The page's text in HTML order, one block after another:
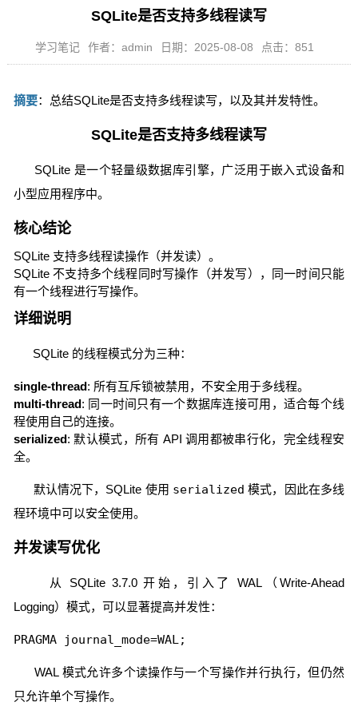
SQLite是否支持多线程读写
学习笔记 作者：admin 日期：2025-08-08 点击：851
摘要：总结SQLite是否支持多线程读写，以及其并发特性。
SQLite是否支持多线程读写
SQLite 是一个轻量级数据库引擎，广泛用于嵌入式设备和
小型应用程序中。
核心结论
SQLite 支持多线程读操作（并发读）。
SQLite 不支持多个线程同时写操作（并发写），同一时间只能
有一个线程进行写操作。
详细说明
SQLite 的线程模式分为三种：
single-thread: 所有互斥锁被禁用，不安全用于多线程。
multi-thread: 同一时间只有一个数据库连接可用，适合每个线
程使用自己的连接。
serialized: 默认模式，所有 API 调用都被串行化，完全线程安
全。
默认情况下，SQLite 使用 serialized 模式，因此在多线
程环境中可以安全使用。
并发读写优化
从 SQLite 3.7.0 开始，引入了 WAL（Write-Ahead
Logging）模式，可以显著提高并发性：
PRAGMA journal_mode=WAL;
WAL 模式允许多个读操作与一个写操作并行执行，但仍然
只允许单个写操作。